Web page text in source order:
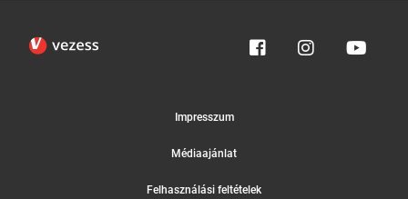
Impresszum
Médiaajánlat
Felhasználási feltételek